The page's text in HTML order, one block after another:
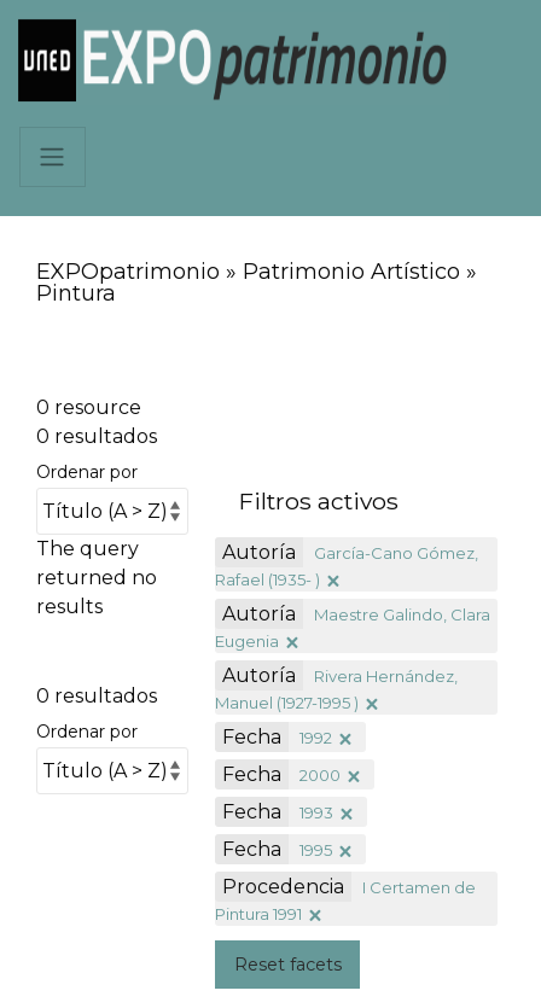
EXPOpatrimonio » Patrimonio Artístico »
Pintura
0 resource
0 resultados
Ordenar por
The query
returned no
results
0 resultados
Ordenar por
Filtros activos
Autoría
García-Cano Gómez,
Rafael (1935- )
Autoría
Maestre Galindo, Clara
Eugenia
Autoría
Rivera Hernández,
Manuel (1927-1995 )
Fecha 1992
Fecha 2000
Fecha 1993
Fecha 1995
Procedencia
I Certamen de
Pintura 1991
Reset facets